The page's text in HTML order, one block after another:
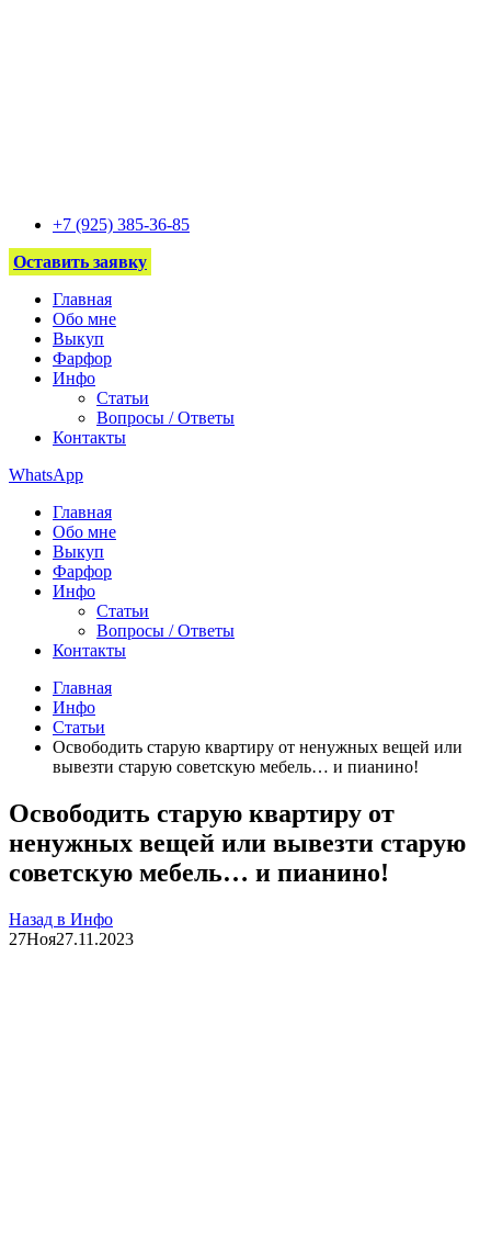
+7 (925) 385-36-85
Оставить заявку
Главная
Обо мне
Выкуп
Фарфор
Инфо
Статьи
Вопросы / Ответы
Контакты
WhatsApp
Главная
Обо мне
Выкуп
Фарфор
Инфо
Статьи
Вопросы / Ответы
Контакты
Главная
Инфо
Статьи
Освободить старую квартиру от ненужных вещей или
вывезти старую советскую мебель… и пианино!
Освободить старую квартиру от
ненужных вещей или вывезти старую
советскую мебель… и пианино!
Назад в Инфо
27Ноя27.11.2023